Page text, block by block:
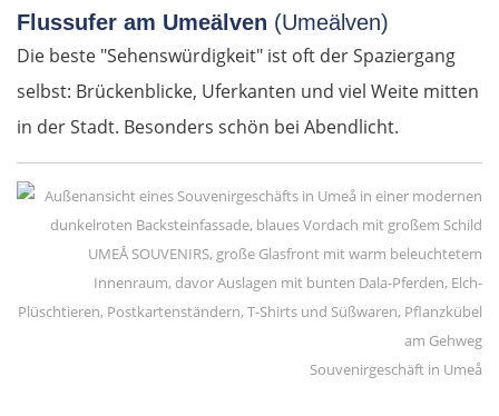
Flussufer am Umeälven (Umeälven)
Die beste "Sehenswürdigkeit" ist oft der Spaziergang
selbst: Brückenblicke, Uferkanten und viel Weite mitten
in der Stadt. Besonders schön bei Abendlicht.
Souvenirgeschäft in Umeå
Sibiu
Râmnicu Vâlcea
Pitești
Bukarest
Bulgarien Ost
Ruse